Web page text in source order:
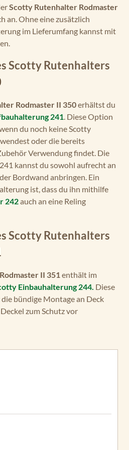
Scotty Rutenhalter Rodmaster
an. Ohne eine zusätzlich
im Lieferumfang kannst mit
Scotty Rutenhalters
Rodmaster II 350erhältst du
241. Diese Option
du noch keine Scotty
oder die bereits
Verwendung findet. Die
kannst du sowohl aufrecht an
Bordwand anbringen. Ein
ist, dass du ihn mithilfe
242auch an eine Reling
Scotty Rutenhalters
II 351enthält im
Einbauhalterung 244. Diese
bündige Montage an Deck
zum Schutz vor
von 5 von 5 Sternen